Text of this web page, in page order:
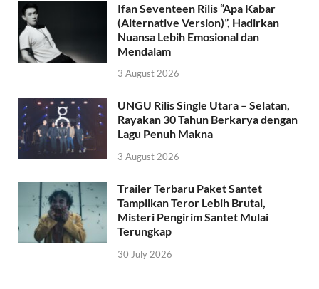
Ifan Seventeen Rilis “Apa Kabar
(Alternative Version)”, Hadirkan
Nuansa Lebih Emosional dan
Mendalam
3 August 2026
UNGU Rilis Single Utara – Selatan,
Rayakan 30 Tahun Berkarya dengan
Lagu Penuh Makna
3 August 2026
Trailer Terbaru Paket Santet
Tampilkan Teror Lebih Brutal,
Misteri Pengirim Santet Mulai
Terungkap
30 July 2026